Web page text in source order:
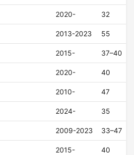
2020- 32
2013-2023 55
2015- 37–40
2020- 40
2010- 47
2024- 35
2009-2023 33–47
2015- 40